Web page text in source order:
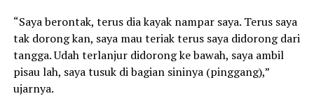
“Saya berontak, terus dia kayak nampar saya. Terus saya
tak dorong kan, saya mau teriak terus saya didorong dari
tangga. Udah terlanjur didorong ke bawah, saya ambil
pisau lah, saya tusuk di bagian sininya (pinggang),”
ujarnya.